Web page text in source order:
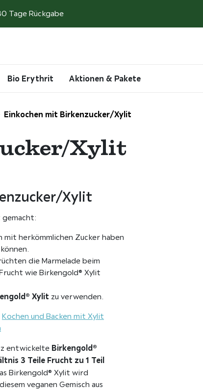
Tage Rückgabe
Bio Erythrit Aktionen & Pakete
Einkochen mit Birkenzucker/Xylit
Xylit
Xylit
mit herkömmlichen Zucker haben
die Marmelade beim
wie Birkengold® Xylit
Xylit zu verwenden.
Kochen und Backen mit Xylit
entwickelte Birkengold®
3 Teile Frucht zu 1 Teil
Birkengold® Xylit wird
veganen Gemisch aus